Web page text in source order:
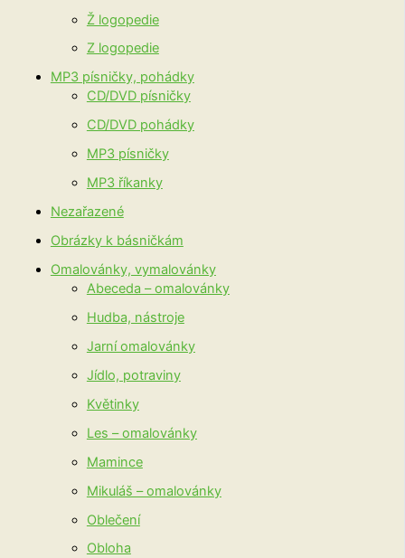
Ž logopedie
Z logopedie
MP3 písničky, pohádky
CD/DVD písničky
CD/DVD pohádky
MP3 písničky
MP3 říkanky
Nezařazené
Obrázky k básničkám
Omalovánky, vymalovánky
Abeceda – omalovánky
Hudba, nástroje
Jarní omalovánky
Jídlo, potraviny
Květinky
Les – omalovánky
Mamince
Mikuláš – omalovánky
Oblečení
Obloha